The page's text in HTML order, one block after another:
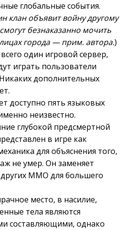
глобальные события.
клан объявит войну другому
безнаказанно мочить
города — прим. автора.)
один игровой сервер,
играть пользователи
дополнительных
доступно пять языковых
неизвестно.
глубокой предсмертной
в игре как
для объяснения того,
не умер. Он заменяет
MMO для большего
место, в насилие,
тела являются
составляющими, однако